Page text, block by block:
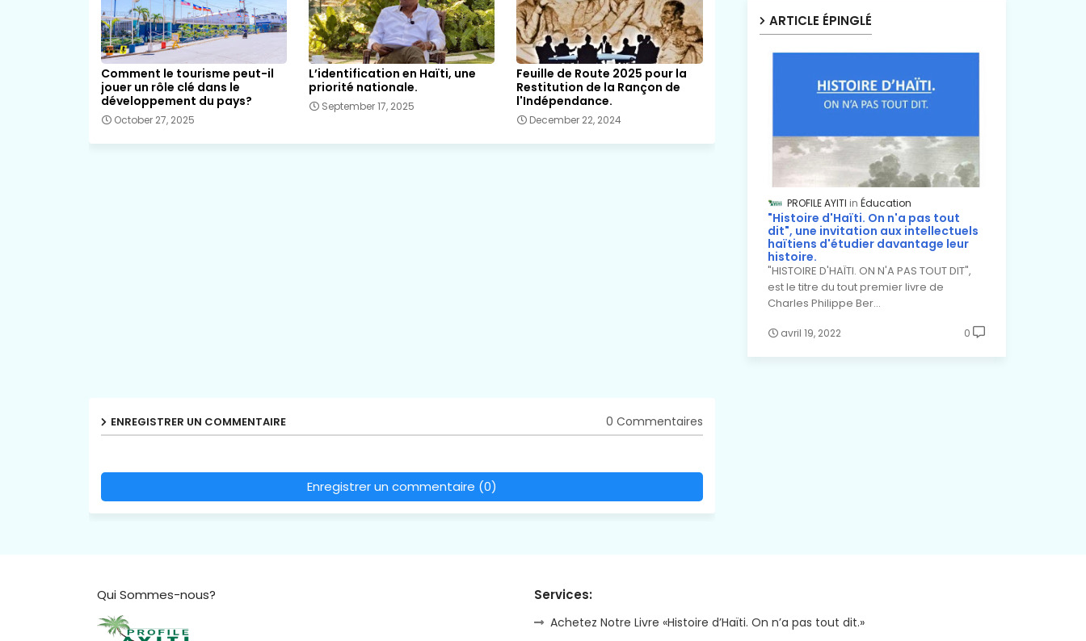
Comment le tourisme peut-il
jouer un rôle clé dans le
développement du pays?
October 27, 2025
L’identification en Haïti, une
priorité nationale.
September 17, 2025
Feuille de Route 2025 pour la
Restitution de la Rançon de
l'Indépendance.
December 22, 2024
ENREGISTRER UN COMMENTAIRE 0 Commentaires
Enregistrer un commentaire (0)
ARTICLE ÉPINGLÉ
PROFILE AYITI Éducation
"Histoire d'Haïti. On n'a pas tout
dit", une invitation aux intellectuels
haïtiens d'étudier davantage leur
histoire.
"HISTOIRE D'HAÏTI. ON N'A PAS TOUT DIT",
est le titre du tout premier livre de
Charles Philippe Ber…
avril 19, 2022 0
Qui Sommes-nous? Services:
Achetez Notre Livre «Histoire d’Haïti. On n’a pas tout dit.»